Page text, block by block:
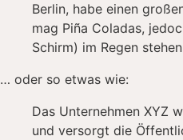
Berlin, habe einen
mag Piña Coladas,
Schirm) im Regen
… oder so etwas wie:
Das Unternehmen XYZ
und versorgt die